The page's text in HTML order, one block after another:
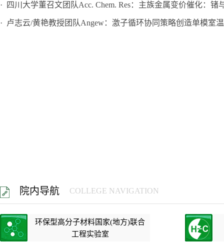
· 四川大学董召文团队Acc. Chem. Res：主族金属变价催化：锗
· 卢志云/黄艳教授团队Angew：激子循环协同策略创造单模室
院内导航 COLLEGE NAVIGATION
环保型高分子材料国家(地方)联合
工程实验室